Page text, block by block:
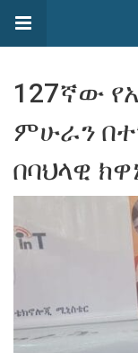
127ኛው
ምሁራን
በባህላዊ